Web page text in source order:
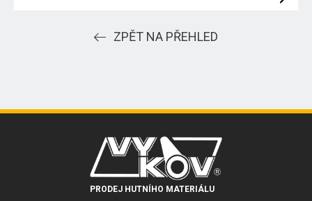
ZPĚT NA PŘEHLED
PRODEJ HUTNÍHO MATERIÁLU